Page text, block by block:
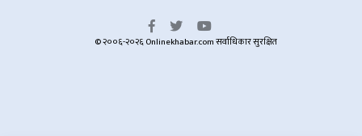
© २००६-२०२६ Onlinekhabar.com सर्वाधिकार सुरक्षित